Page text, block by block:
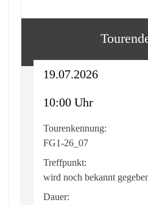
19.07.2026
10:00 Uhr
Tourenkennung:
FG1-26_07
Treffpunkt:
wird noch bekannt
Dauer: